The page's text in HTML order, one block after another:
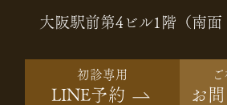
大阪駅前第4ビル1階（南面
初診専用
LINE予約 お